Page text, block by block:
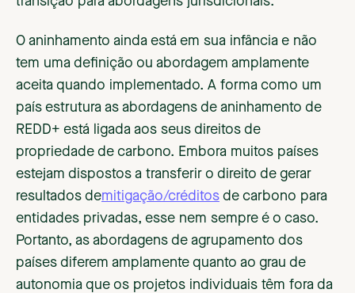
O aninhamento ainda está em sua infância e não
tem uma definição ou abordagem amplamente
aceita quando implementado. A forma como um
país estrutura as abordagens de aninhamento de
REDD+ está ligada aos seus direitos de
propriedade de carbono. Embora muitos países
estejam dispostos a transferir o direito de gerar
resultados demitigação/créditos de carbono para
entidades privadas, esse nem sempre é o caso.
Portanto, as abordagens de agrupamento dos
países diferem amplamente quanto ao grau de
autonomia que os projetos individuais têm fora da